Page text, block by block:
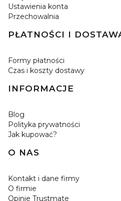
Ustawienia konta
Przechowalnia
PŁATNOŚCI I
Formy płatności
Czas i koszty dostawy
INFORMACJE
Blog
Polityka prywatności
Jak kupować?
O NAS
Kontakt i dane firmy
O firmie
Opinie Trustmate